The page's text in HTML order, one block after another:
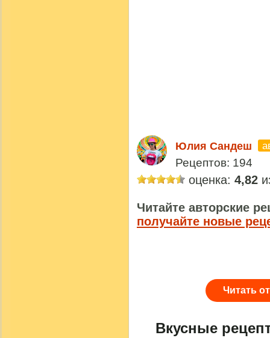
Юлия Сандеш
Рецептов: 194
оценка: 4,82
Читайте авторские
получайте новые
Читать
Вкусные